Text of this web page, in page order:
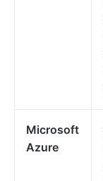
Microsoft
Azure